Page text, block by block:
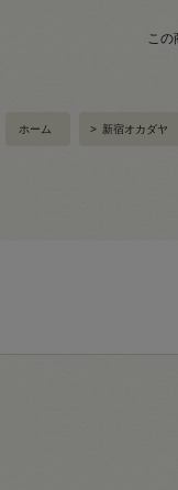
こ
ホーム > 新宿オカダヤ